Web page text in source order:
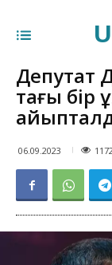
Депутат
тағы бір
06.09.2023 1172